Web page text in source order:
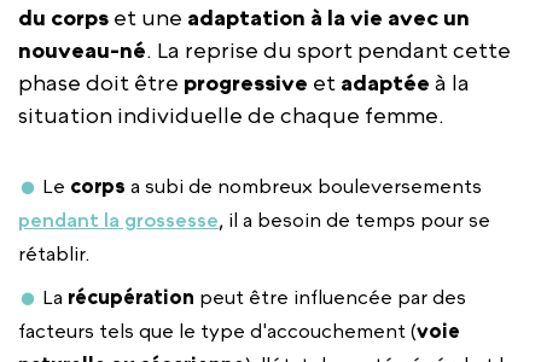
du corps et une adaptation à la vie avec un
nouveau-né. La reprise du sport pendant cette
phase doit être progressive et adaptée à la
situation individuelle de chaque femme.
Le corps a subi de nombreux bouleversements
pendant la grossesse, il a besoin de temps pour se
rétablir.
La récupération peut être influencée par des
facteurs tels que le type d'accouchement (voie